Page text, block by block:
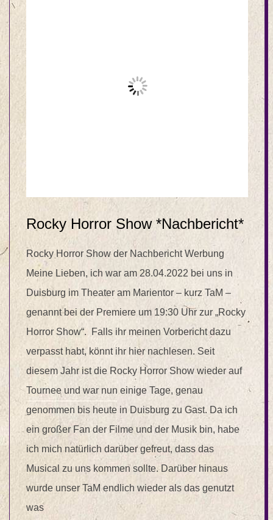
Rocky Horror Show *Nachbericht*
Rocky Horror Show der Nachbericht Werbung
Meine Lieben, ich war am 28.04.2022 bei uns in
Duisburg im Theater am Marientor – kurz TaM –
genannt bei der Premiere um 19:30 Uhr zur „Rocky
Horror Show“. Falls ihr meinen Vorbericht dazu
verpasst habt, könnt ihr hier nachlesen. Seit
diesem Jahr ist die Rocky Horror Show wieder auf
Tournee und war nun einige Tage, genau
genommen bis heute in Duisburg zu Gast. Da ich
ein großer Fan der Filme und der Musik bin, habe
ich mich natürlich darüber gefreut, dass das
Musical zu uns kommen sollte. Darüber hinaus
wurde unser TaM endlich wieder als das genutzt
was